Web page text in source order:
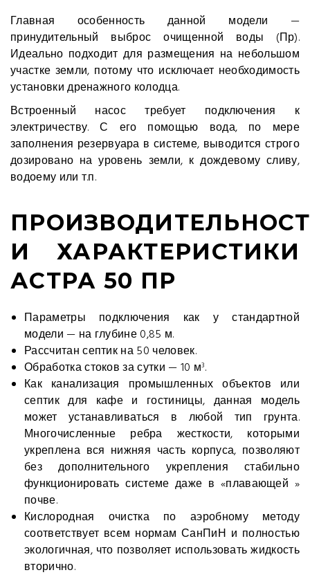
Главная особенность данной модели —
принудительный выброс очищенной воды (Пр).
Идеально подходит для размещения на небольшом
участке земли, потому что исключает необходимость
установки дренажного колодца.
Встроенный насос требует подключения к
электричеству. С его помощью вода, по мере
заполнения резервуара в системе, выводится строго
дозировано на уровень земли, к дождевому сливу,
водоему или т.п.
И ХАРАКТЕРИСТИКИ
АСТРА 50 ПР
Параметры подключения как у стандартной
модели — на глубине 0,85 м.
Рассчитан септик на 50 человек.
Обработка стоков за сутки — 10 м3.
Как канализация промышленных объектов или
септик для кафе и гостиницы, данная модель
может устанавливаться в любой тип грунта.
Многочисленные ребра жесткости, которыми
укреплена вся нижняя часть корпуса, позволяют
без дополнительного укрепления стабильно
функционировать системе даже в «плавающей »
почве.
Кислородная очистка по аэробному методу
соответствует всем нормам СанПиН и полностью
экологичная, что позволяет использовать жидкость
вторично.